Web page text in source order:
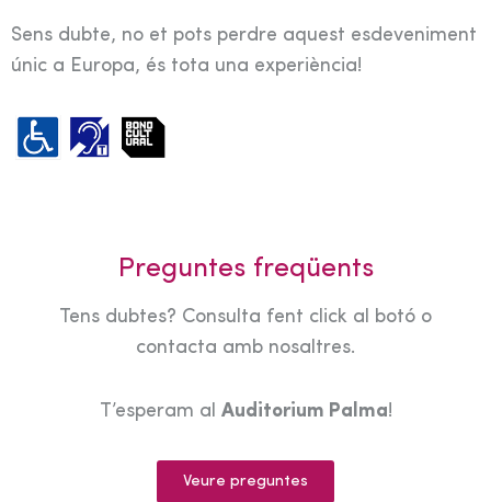
Sens dubte, no et pots perdre aquest esdeveniment
únic a Europa, és tota una experiència!
Preguntes freqüents
Tens dubtes? Consulta fent click al botó o
contacta amb nosaltres.
T’esperam al Auditorium Palma!
Veure preguntes